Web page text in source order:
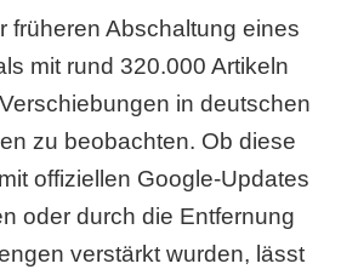
früheren Abschaltung eines
mit rund 320.000 Artikeln
in deutschen
zu beobachten. Ob diese
offiziellen Google-Updates
oder durch die Entfernung
verstärkt wurden, lässt